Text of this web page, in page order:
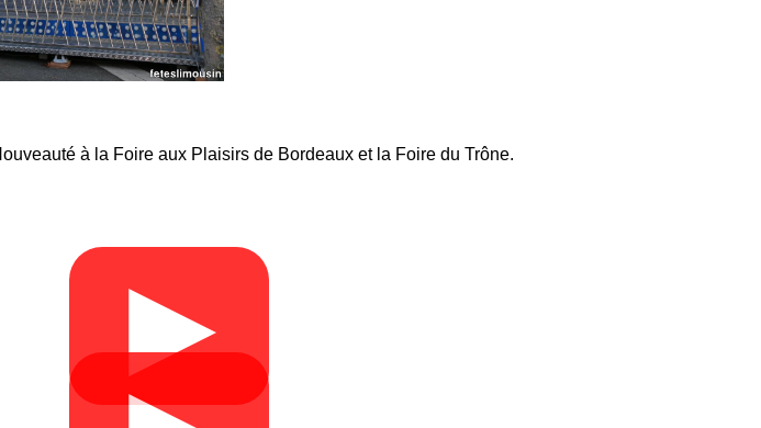
à la Foire aux Plaisirs de Bordeaux et la Foire du Trône.
▶